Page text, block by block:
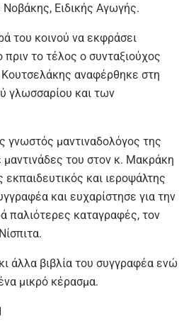
Ειδικής Αγωγής.
του κοινού να εκφράσει
το τέλος ο συνταξιούχος
αναφέρθηκε στη
γλωσσαρίου και των
μαντιναδολόγος της
του στον κ. Μακράκη
και ιεροψάλτης
και ευχαρίστησε για την
παλιότερες καταγραφές, τον
άλλα βιβλία του συγγραφέα ενώ
μικρό κέρασμα.